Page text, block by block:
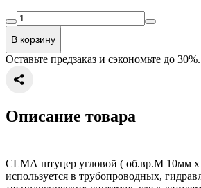
В корзину
Оставьте предзаказ и сэкономьте до 30%.
Описание товара
CLMA штуцер угловой ( об.вр.М 10мм
используется в трубопроводных,